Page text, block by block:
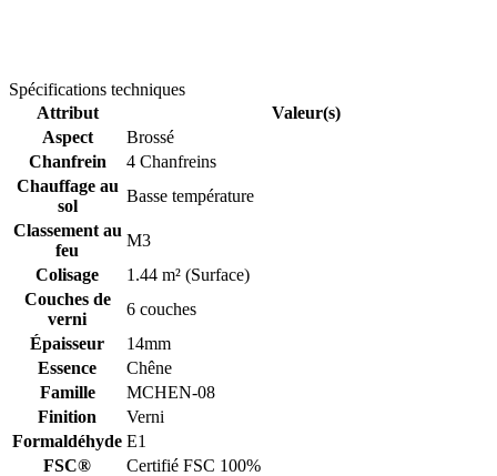
Spécifications techniques
Attribut
Valeur(s)
Aspect
Brossé
Chanfrein
4 Chanfreins
Chauffage au
sol
Basse température
Classement au
feu
M3
Colisage
1.44 m² (Surface)
Couches de
verni
6 couches
Épaisseur
14mm
Essence
Chêne
Famille
MCHEN-08
Finition
Verni
Formaldéhyde E1
FSC®
Certifié FSC 100%